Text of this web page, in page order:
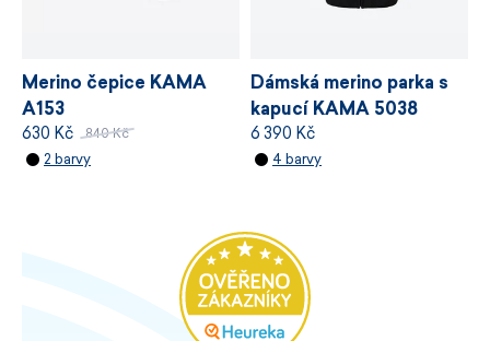
Merino čepice KAMA
A153
630 Kč 840 Kč
2 barvy
Dámská merino parka s
kapucí KAMA 5038
6 390 Kč
4 barvy